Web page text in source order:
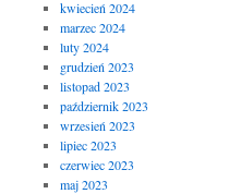
kwiecień 2024
marzec 2024
luty 2024
grudzień 2023
listopad 2023
październik 2023
wrzesień 2023
lipiec 2023
czerwiec 2023
maj 2023